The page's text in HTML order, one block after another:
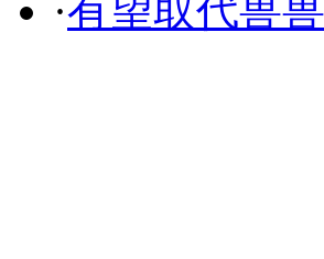
·有望取代兽